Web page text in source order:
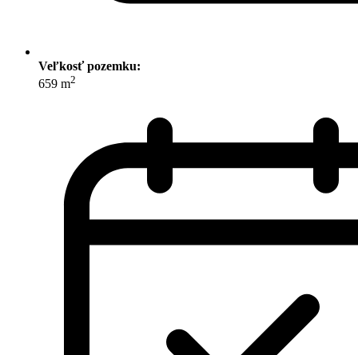
Veľkosť pozemku:
659 m2